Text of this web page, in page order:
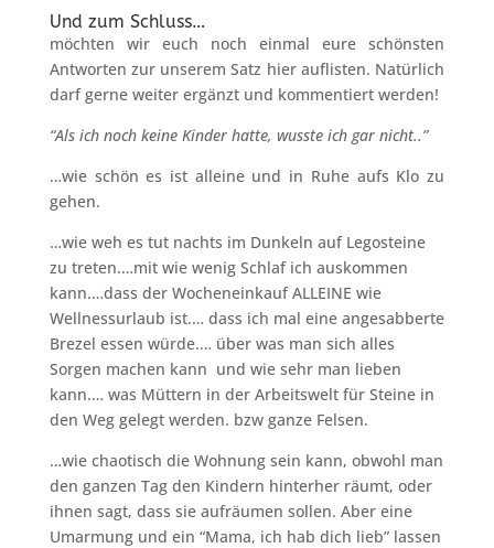
Und zum Schluss…
möchten wir euch noch einmal eure schönsten
Antworten zur unserem Satz hier auflisten. Natürlich
darf gerne weiter ergänzt und kommentiert werden!
“Als ich noch keine Kinder hatte, wusste ich gar nicht..”
…wie schön es ist alleine und in Ruhe aufs Klo zu
gehen.
…wie weh es tut nachts im Dunkeln auf Legosteine
zu treten.…mit wie wenig Schlaf ich auskommen
kann.…dass der Wocheneinkauf ALLEINE wie
Wellnessurlaub ist.… dass ich mal eine angesabberte
Brezel essen würde.… über was man sich alles
Sorgen machen kann und wie sehr man lieben
kann.… was Müttern in der Arbeitswelt für Steine in
den Weg gelegt werden. bzw ganze Felsen.
…wie chaotisch die Wohnung sein kann, obwohl man
den ganzen Tag den Kindern hinterher räumt, oder
ihnen sagt, dass sie aufräumen sollen. Aber eine
Umarmung und ein “Mama, ich hab dich lieb” lassen